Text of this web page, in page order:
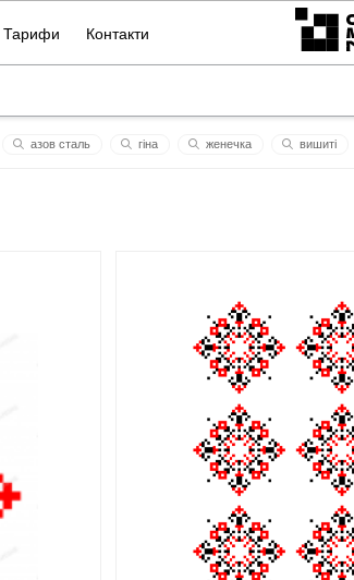
Тарифи Контакти
азов сталь гіна женечка вишиті